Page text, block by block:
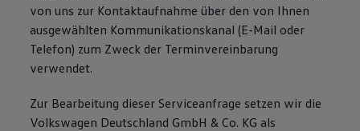
von uns zur Kontaktaufnahme über den von Ihnen
ausgewählten Kommunikationskanal (E-Mail oder
Telefon) zum Zweck der Terminvereinbarung
verwendet.
Zur Bearbeitung dieser Serviceanfrage setzen wir die
Volkswagen Deutschland GmbH & Co. KG als